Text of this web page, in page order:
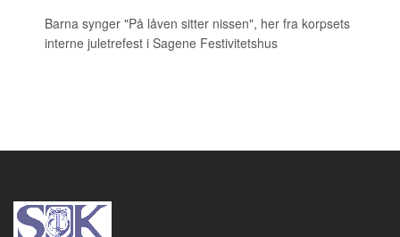
Barna synger "På låven sitter nissen", her fra korpsets
interne juletrefest i Sagene Festivitetshus